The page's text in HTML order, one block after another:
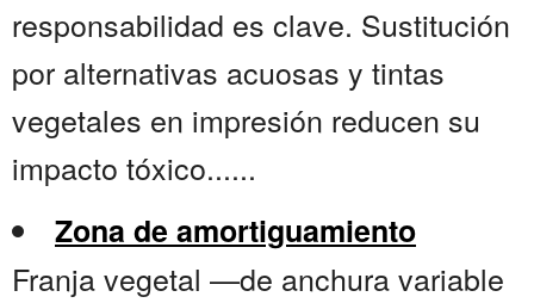
responsabilidad es clave. Sustitución
por alternativas acuosas y tintas
vegetales en impresión reducen su
impacto tóxico......
Zona de amortiguamiento
Franja vegetal —de anchura variable